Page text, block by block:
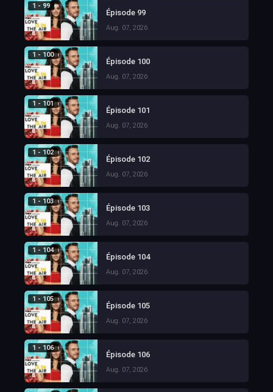
1 - 99
Épisode 99
Aug. 07, 2026
1 - 100
Épisode 100
Aug. 07, 2026
1 - 101
Épisode 101
Aug. 07, 2026
1 - 102
Épisode 102
Aug. 07, 2026
1 - 103
Épisode 103
Aug. 07, 2026
1 - 104
Épisode 104
Aug. 07, 2026
1 - 105
Épisode 105
Aug. 07, 2026
1 - 106
Épisode 106
Aug. 07, 2026